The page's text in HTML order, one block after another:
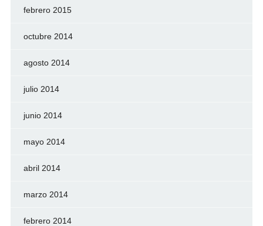
febrero 2015
octubre 2014
agosto 2014
julio 2014
junio 2014
mayo 2014
abril 2014
marzo 2014
febrero 2014